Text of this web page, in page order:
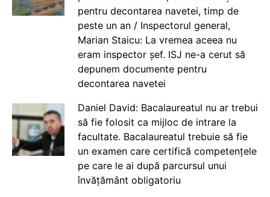
pentru decontarea navetei, timp de
peste un an / Inspectorul general,
Marian Staicu: La vremea aceea nu
eram inspector șef. ISJ ne-a cerut să
depunem documente pentru
decontarea navetei
Daniel David: Bacalaureatul nu ar trebui
să fie folosit ca mijloc de intrare la
facultate. Bacalaureatul trebuie să fie
un examen care certifică competențele
pe care le ai după parcursul unui
învățământ obligatoriu